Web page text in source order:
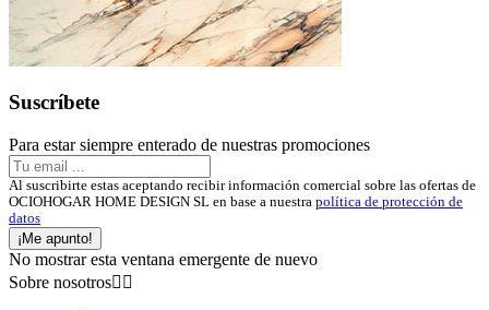
Suscríbete
Para estar siempre enterado de nuestras promociones
Al suscribirte estas aceptando recibir información comercial sobre las ofertas de
OCIOHOGAR HOME DESIGN SL en base a nuestra política de protección de
datos
¡Me apunto!
No mostrar esta ventana emergente de nuevo
Sobre nosotros 